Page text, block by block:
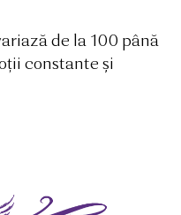
de la 100 până
constante și